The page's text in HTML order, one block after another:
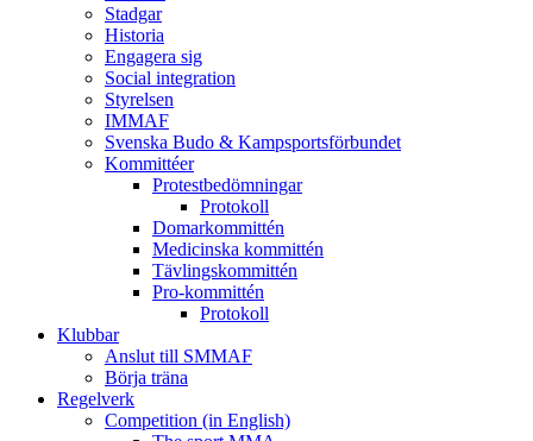
Stadgar
Historia
Engagera sig
Social integration
Styrelsen
IMMAF
Svenska Budo & Kampsportsförbundet
Kommittéer
Protestbedömningar
Protokoll
Domarkommittén
Medicinska kommittén
Tävlingskommittén
Pro-kommittén
Protokoll
Klubbar
Anslut till SMMAF
Börja träna
Regelverk
Competition (in English)